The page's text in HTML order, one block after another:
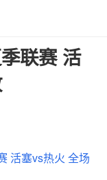
联赛 活
活塞vs热火 全场